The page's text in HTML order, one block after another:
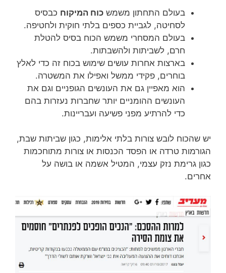
בעולם התחתון משמש כוח המיקוח כבסיס
לסחיטה, לגביית כספים בלתי חוקית ולחטיפה.
בעולם המסחרי משמש הכוח בסיס להטלת
חרם, לשביתות ולהשבתות.
בארצות אחרות עושים שימוש בכוח זה כדי לאלץ
בוחרים, פקידי ממשל ואפילו את המשטרה.
הוא מאפיין גם את העונשים הגופניים וגם את
העונשים ההומניים יותר שחברות נעזרות בהם
כדי להרתיע מפני פשיעה ועבריינות.
יש שהכוח לובש צורות בלתי אלימות, כגון שביתות שבת,
הגורמות טרדה או הפסד הכנסות או צורות מתוחכמות
כגון גרימת נזק עצמי, המטיל אשמה או בושה על
אחרים.